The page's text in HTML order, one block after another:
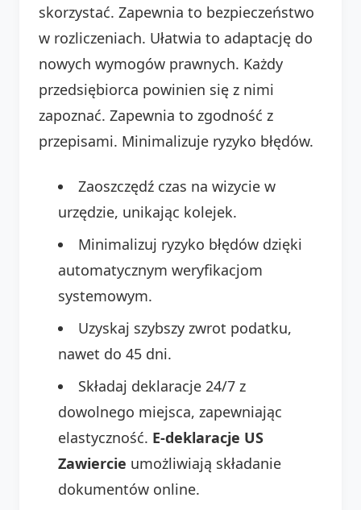
skorzystać. Zapewnia to bezpieczeństwo
w rozliczeniach. Ułatwia to adaptację do
nowych wymogów prawnych. Każdy
przedsiębiorca powinien się z nimi
zapoznać. Zapewnia to zgodność z
przepisami. Minimalizuje ryzyko błędów.
Zaoszczędź czas na wizycie w
urzędzie, unikając kolejek.
Minimalizuj ryzyko błędów dzięki
automatycznym weryfikacjom
systemowym.
Uzyskaj szybszy zwrot podatku,
nawet do 45 dni.
Składaj deklaracje 24/7 z
dowolnego miejsca, zapewniając
elastyczność. E-deklaracje US
Zawiercie umożliwiają składanie
dokumentów online.